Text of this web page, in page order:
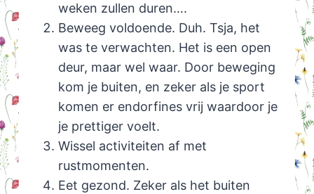
weken zullen duren….
Beweeg voldoende. Duh. Tsja, het
was te verwachten. Het is een open
deur, maar wel waar. Door beweging
kom je buiten, en zeker als je sport
komen er endorfines vrij waardoor je
je prettiger voelt.
Wissel activiteiten af met
rustmomenten.
Eet gezond. Zeker als het buiten